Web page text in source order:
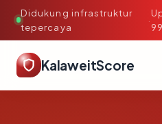
Didukung infrastruktur
tepercaya
·
KalaweitScore